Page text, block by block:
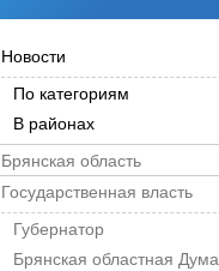
Новости
По категориям
В районах
Брянская область
Государственная власть
Губернатор
Брянская областная Дума